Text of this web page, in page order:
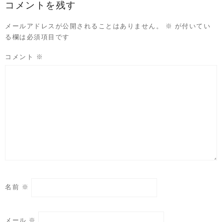
コメントを残す
メールアドレスが公開されることはありません。 ※
が付いてい
る欄は必須項目です
コメント ※
名前 ※
メール ※